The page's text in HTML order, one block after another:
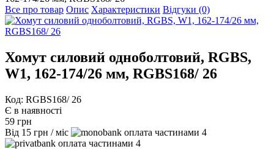
Все про товар Опис Характеристики Відгуки (0)
Хомут силовий одноболтовий, RGBS,
W1, 162-174/26 мм, RGBS168/ 26
Код: RGBS168/ 26
Є в наявності
59 грн
Від 15 грн / міс
4
4